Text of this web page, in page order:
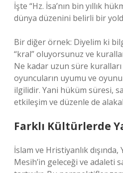
İşte “Hz. İsa’nın bin yıllık
dünya düzenini belirli bir
Bir diğer örnek: Diyelim ki
“kral” oluyorsunuz ve
Ne kadar uzun süre
oyuncuların uyumu ve
ilgilidir. Yani hüküm süresi,
etkileşim ve düzenle de
Farklı Kültürlerde
İslam ve Hristiyanlık
Mesih’in geleceği ve adaleti